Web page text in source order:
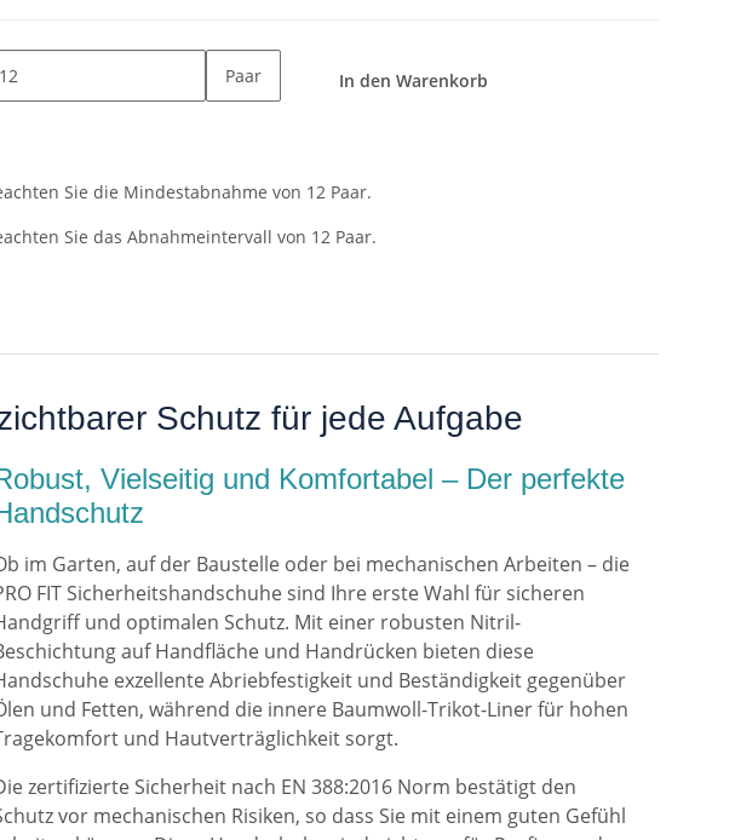
Paar In den Warenkorb
Sie die Mindestabnahme von 12 Paar.
Sie das Abnahmeintervall von 12 Paar.
Schutz für jede Aufgabe
Vielseitig und Komfortabel – Der perfekte
im Garten, auf der Baustelle oder bei mechanischen Arbeiten – die
FIT Sicherheitshandschuhe sind Ihre erste Wahl für sicheren
und optimalen Schutz. Mit einer robusten Nitril-
auf Handfläche und Handrücken bieten diese
exzellente Abriebfestigkeit und Beständigkeit gegenüber
und Fetten, während die innere Baumwoll-Trikot-Liner für hohen
und Hautverträglichkeit sorgt.
zertifizierte Sicherheit nach EN 388:2016 Norm bestätigt den
vor mechanischen Risiken, so dass Sie mit einem guten Gefühl